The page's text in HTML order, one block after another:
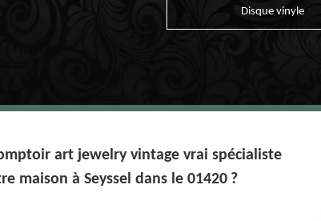
Disque vinyle
art jewelry vintage vrai spécialiste
maison à Seyssel dans le 01420 ?